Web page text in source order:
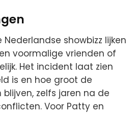
showbizz lijken
voormalige vrienden of
Het incident laat zien
is en hoe groot de
zelfs jaren na de
Voor Patty en